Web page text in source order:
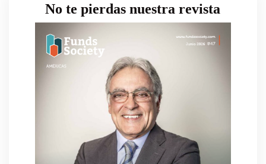
No te pierdas nuestra revista